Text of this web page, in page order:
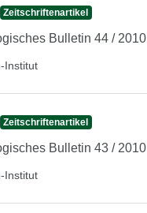
Zeitschriftenartikel
Bulletin 44 / 2010
Institut
Zeitschriftenartikel
Bulletin 43 / 2010
Institut